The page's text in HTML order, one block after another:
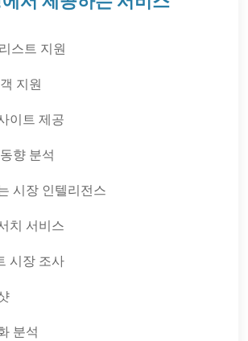
스트 지원
지원
이트 제공
향 분석
시장 인텔리전스
치 서비스
시장 조사
분석